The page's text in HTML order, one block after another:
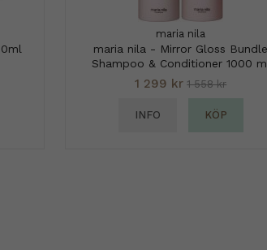
maria nila
maria nila - Mirror Gloss Bundle
Shampoo & Conditioner 1000
1 299 kr 1 558 kr
INFO KÖP